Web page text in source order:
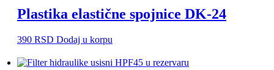
Plastika elastične spojnice DK-24
390 RSD Dodaj u korpu